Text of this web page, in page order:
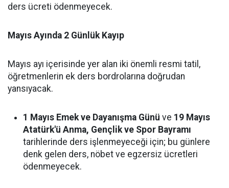
ders ücreti ödenmeyecek.
Mayıs Ayında 2 Günlük Kayıp
Mayıs ayı içerisinde yer alan iki önemli resmi tatil,
öğretmenlerin ek ders bordrolarına doğrudan
yansıyacak.
1 Mayıs Emek ve Dayanışma Günü ve 19 Mayıs
Atatürk'ü Anma, Gençlik ve Spor Bayramı
tarihlerinde ders işlenmeyeceği için; bu günlere
denk gelen ders, nöbet ve egzersiz ücretleri
ödenmeyecek.